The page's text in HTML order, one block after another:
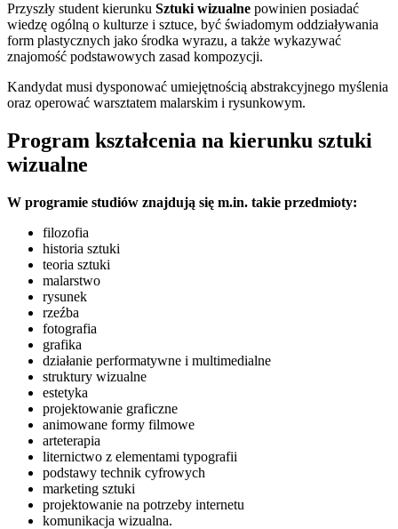
Przyszły student kierunku Sztuki wizualne powinien posiadać
wiedzę ogólną o kulturze i sztuce, być świadomym oddziaływania
form plastycznych jako środka wyrazu, a także wykazywać
znajomość podstawowych zasad kompozycji.
Kandydat musi dysponować umiejętnością abstrakcyjnego myślenia
oraz operować warsztatem malarskim i rysunkowym.
Program kształcenia na kierunku sztuki
wizualne
W programie studiów znajdują się m.in. takie przedmioty:
filozofia
historia sztuki
teoria sztuki
malarstwo
rysunek
rzeźba
fotografia
grafika
działanie performatywne i multimedialne
struktury wizualne
estetyka
projektowanie graficzne
animowane formy filmowe
arteterapia
liternictwo z elementami typografii
podstawy technik cyfrowych
marketing sztuki
projektowanie na potrzeby internetu
komunikacja wizualna.